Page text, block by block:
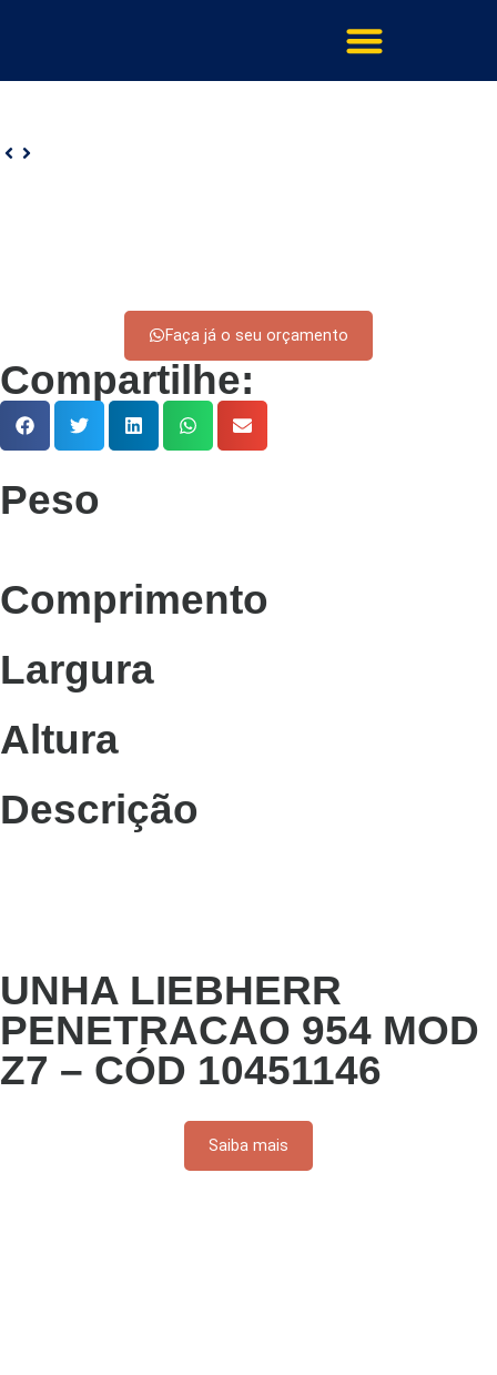
Faça já o seu orçamento
Compartilhe:
Peso
Comprimento
Largura
Altura
Descrição
UNHA LIEBHERR
PENETRACAO 954 MOD
Z7 – CÓD 10451146
Saiba mais